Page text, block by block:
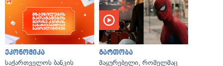
ეკონომიკა
საქართველოს ბანკის
გართობა
მაყურებელი, რომელმაც